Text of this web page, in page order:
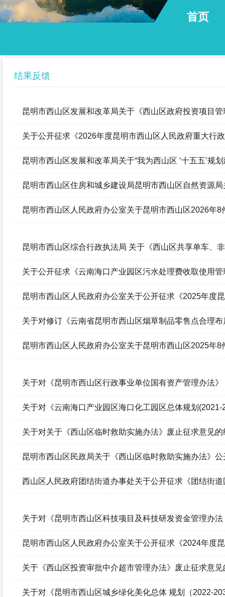
首页
政府信息公开年报
结果反馈
昆明市西山区发展和改革局关于《西山区政府投资项目
况的结果反馈
关于公开征求《2026年度昆明市西山区人民政府重大行
果反馈
昆明市西山区发展和改革局关于“我为西山区 ‘十五五’规
馈
昆明市西山区住房和城乡建设局昆明市西山区自然资源
建设工程消防设计审查、验收、备案的管理办法（试行
昆明市西山区人民政府办公室关于昆明市西山区2026年
昆明市西山区综合行政执法局 关于《西山区共享单车、
结果反馈
关于公开征求《云南海口产业园区污水处理费收取使用
昆明市西山区人民政府办公室关于公开征求《2025年度
录（征求意见稿）》意见的结果反馈
关于对修订《云南省昆明市西山区烟草制品零售点合理
条内容公开征集意见的结果反馈
昆明市西山区人民政府办公室关于昆明市西山区2025年
关于对《昆明市西山区行政事业单位国有资产管理办法
关于对《云南海口产业园区海口化工园区总体规划
结果反馈
关于对关于《西山区临时救助实施办法》废止征求意见
昆明市西山区民政局关于《西山区临时救助实施办法》
西山区人民政府团结街道办事处关于公开征求《团结街
关于对《昆明市西山区科技项目及科技研发资金管理办
第1号）废止征求意见的 结果反馈
昆明市西山区人民政府办公室关于公开征求《2024年度
录标准（征求意见稿）》意见的结果反馈
关于《西山区投资审批中介超市管理办法》废止征求意
关于对《昆明市西山区城乡绿化美化总体 规划（2022-